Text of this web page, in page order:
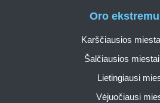
Oro
Karščiausios
Šalčiausios
Lietingiausi
Vėjuočiausi